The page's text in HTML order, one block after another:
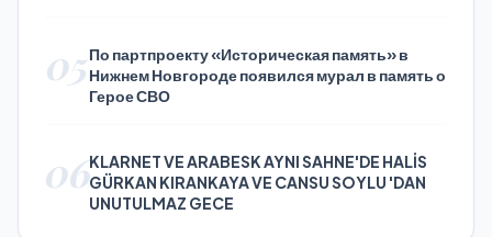
05По партпроекту «Историческая память» в
Нижнем Новгороде появился мурал в память о
Герое СВО
06KLARNET VE ARABESK AYNI SAHNE'DE HALİS
GÜRKAN KIRANKAYA VE CANSU SOYLU 'DAN
UNUTULMAZ GECE